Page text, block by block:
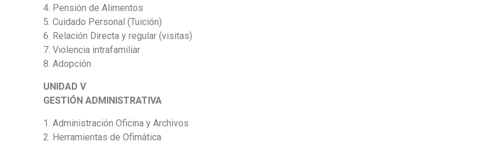
4. Pensión de Alimentos
5. Cuidado Personal (Tuición)
6. Relación Directa y regular (visitas)
7. Violencia intrafamiliar
8. Adopción
UNIDAD V
GESTIÓN ADMINISTRATIVA
1. Administración Oficina y Archivos
2. Herramientas de Ofimática